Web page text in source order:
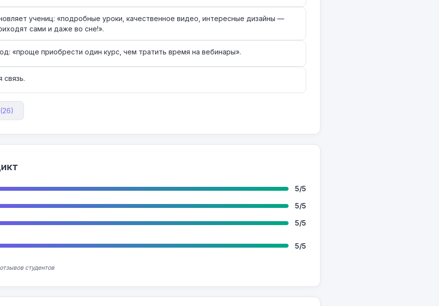
учениц: «подробные уроки, качественное видео, интересные дизайны —
сами и даже во сне!».
«проще приобрести один курс, чем тратить время на вебинары».
связь.
5/5
5/5
5/5
5/5
студентов